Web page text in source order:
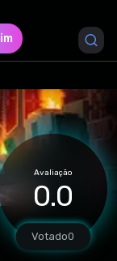
Avaliação
0.0
Votado0